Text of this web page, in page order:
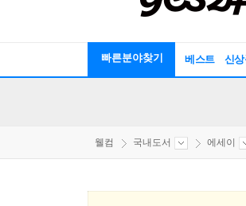
빠른분야찾기 베스트 신상
웰컴 국내도서 에세이